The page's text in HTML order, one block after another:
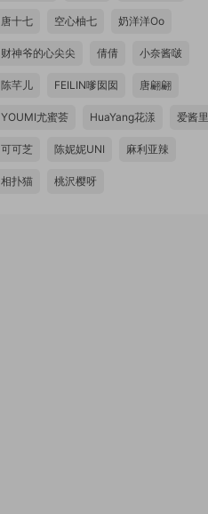
唐十七 空心柚七 奶洋洋Oo
财神爷的心尖尖 倩倩 小奈酱啵
陈芊儿 FEILIN嗲囡囡 唐翩翩
YOUMI尤蜜荟 HuaYang花漾 爱酱里
可可芝 陈妮妮UNI 麻利亚辣
相扑猫 桃沢樱呀